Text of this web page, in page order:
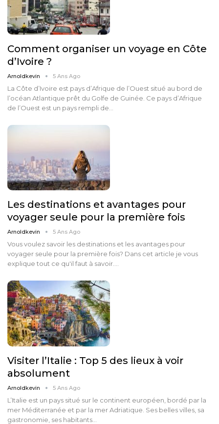
Comment organiser un voyage en Côte
d’Ivoire ?
Arnoldkevin 5 Ans Ago
La Côte d’Ivoire est pays d’Afrique de l’Ouest situé au bord de
l’océan Atlantique prêt du Golfe de Guinée. Ce pays d’Afrique
de l’Ouest est un pays rempli de…
Les destinations et avantages pour
voyager seule pour la première fois
Arnoldkevin 5 Ans Ago
Vous voulez savoir les destinations et les avantages pour
voyager seule pour la première fois? Dans cet article je vous
explique tout ce qu'il faut à savoir.…
Visiter l’Italie : Top 5 des lieux à voir
absolument
Arnoldkevin 5 Ans Ago
L’Italie est un pays situé sur le continent européen, bordé par la
mer Méditerranée et par la mer Adriatique. Ses belles villes, sa
gastronomie, ses habitants…